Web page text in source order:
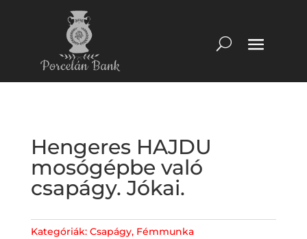
Hengeres HAJDU
mosógépbe való
csapágy. Jókai.
Kategóriák: Csapágy, Fémmunka